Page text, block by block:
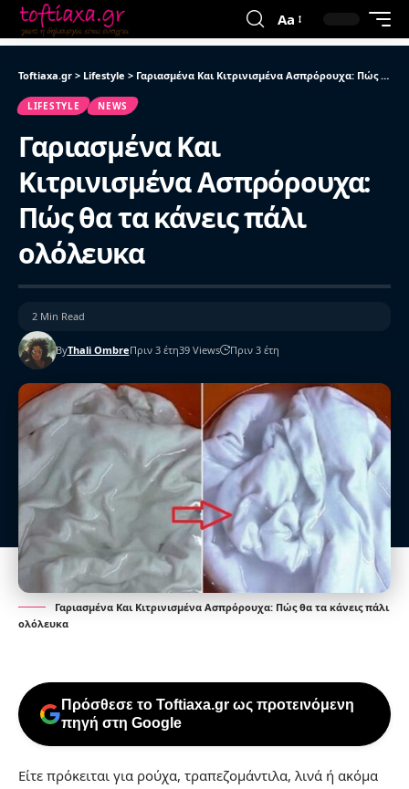
Aa
Toftiaxa.gr > Lifestyle > Γαριασμένα Και Κιτρινισμένα Ασπρόρουχα: Πώς θα τα κάνεις πάλι ολόλευκα
LIFESTYLE NEWS
Γαριασμένα Και
Κιτρινισμένα Ασπρόρουχα:
Πώς θα τα κάνεις πάλι
ολόλευκα
ByThali OmbreΠριν 3 έτη39 Views Πριν 3 έτη
2 Min Read
Γαριασμένα Και Κιτρινισμένα Ασπρόρουχα: Πώς θα τα κάνεις πάλι
ολόλευκα
Πρόσθεσε το Toftiaxa.gr ως προτεινόμενη
πηγή στη Google
Είτε πρόκειται για ρούχα, τραπεζομάντιλα, λινά ή ακόμα